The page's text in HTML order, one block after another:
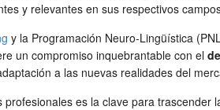
y relevantes en sus respectivos
y la Programación Neuro-Lingüística
un compromiso inquebrantable con el
a las nuevas realidades del
profesionales es la clave para